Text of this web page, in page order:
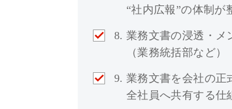
“社内広報”の体制が
業務文書の浸透・メ
（業務統括部など）
業務文書を会社の正
全社員へ共有する仕